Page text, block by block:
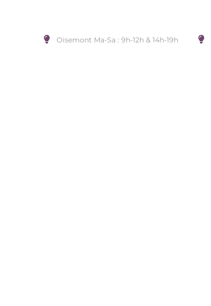
Oisemont Ma-Sa : 9h-12h & 14h-19h